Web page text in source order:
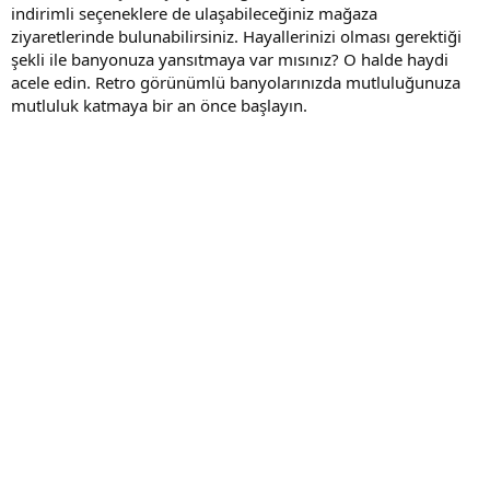
indirimli seçeneklere de ulaşabileceğiniz mağaza
ziyaretlerinde bulunabilirsiniz. Hayallerinizi olması gerektiği
şekli ile banyonuza yansıtmaya var mısınız? O halde haydi
acele edin. Retro görünümlü banyolarınızda mutluluğunuza
mutluluk katmaya bir an önce başlayın.